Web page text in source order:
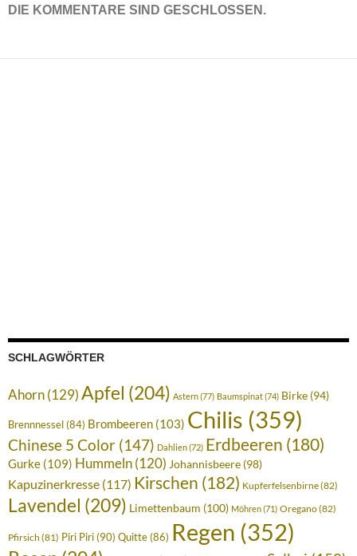
DIE KOMMENTARE SIND GESCHLOSSEN.
SCHLAGWÖRTER
Ahorn(129)Apfel (204) Astern(77) Baumspinat(74) Birke (94)
Brennnessel (84) Brombeeren (103) Chilis (359)
Chinese 5 Color (147) Dahlien(72) Erdbeeren (180)
Gurke (109) Hummeln (120) Johannisbeere (98)
Kapuzinerkresse (117) Kirschen (182) Kupferfelsenbirne(82)
Lavendel (209) Limettenbaum (100) Möhren(71) Oregano(82)
Pfirsich (81) Piri Piri(90) Quitte(86) Regen (352)